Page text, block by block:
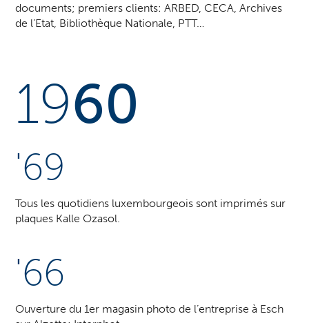
documents; premiers clients: ARBED, CECA, Archives
de l’Etat, Bibliothèque Nationale, PTT…
1960
'69
Tous les quotidiens luxembourgeois sont imprimés sur
plaques Kalle Ozasol.
'66
Ouverture du 1er magasin photo de l’entreprise à Esch